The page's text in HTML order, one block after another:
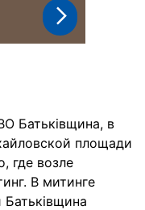
Батьківщина, в
площади
где возле
В митинге